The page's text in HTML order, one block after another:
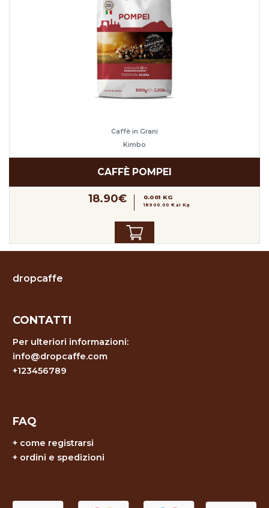
Caffè in Grani
Kimbo
CAFFÈ POMPEI
18.90€ 0.001 KG
18900.00 € al Kg
dropcaffe
CONTATTI
Per ulteriori informazioni:
info@dropcaffe.com
+123456789
FAQ
+ come registrarsi
+ ordini e spedizioni